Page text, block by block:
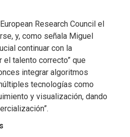
Research Council el
y, como señala Miguel
continuar con la
el talento correcto” que
integrar algoritmos
tecnologías como
y visualización, dando